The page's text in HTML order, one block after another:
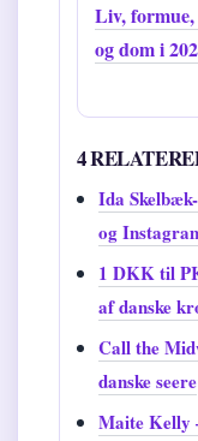
Liv,
og dom i
4
Ida
og
1 DKK til
af danske
Call the
danske seere
Maite Kelly